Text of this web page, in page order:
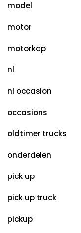
model
motor
motorkap
nl
nl occasion
occasions
oldtimer trucks
onderdelen
pick up
pick up truck
pickup